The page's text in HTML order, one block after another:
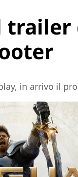
trailer
in arrivo il